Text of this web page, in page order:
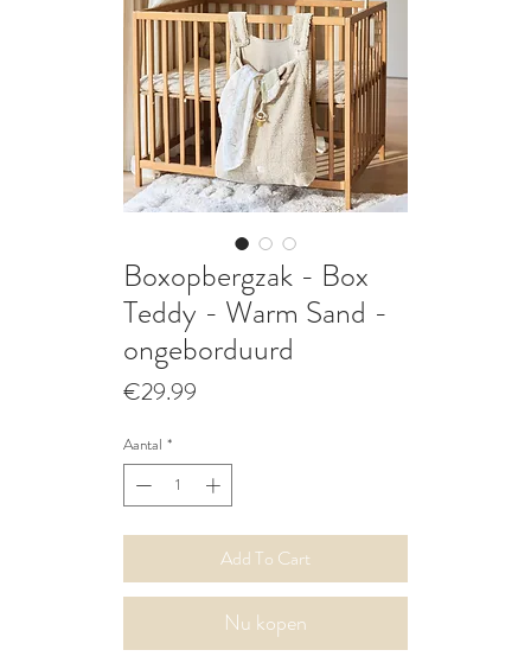
Boxopbergzak - Box
Teddy - Warm Sand -
ongeborduurd
€29.99
Aantal *
Add To Cart
Nu kopen